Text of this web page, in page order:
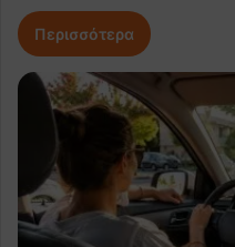
Περισσότερα